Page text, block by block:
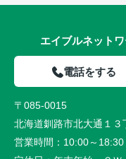
エイブルネット
電話をする
〒085-0015
北海道釧路市北大通１
営業時間： 10:00～18:30